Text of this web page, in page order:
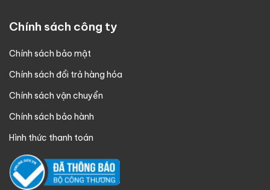
Chính sách công ty
Chính sách bảo mật
Chính sách đổi trả hàng hóa
Chính sách vận chuyển
Chính sách bảo hành
Hình thức thanh toán